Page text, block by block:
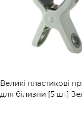
Великі пластикові
для білизни [5 шт]